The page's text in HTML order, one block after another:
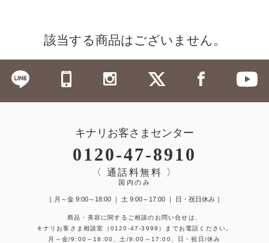
該当する商品はございません。
キナリお客さまセンター
0120-47-8910
〈 通話料無料 〉
国内のみ
［ 月～金 9:00～18:00 ｜ 土 9:00～17:00 ｜ 日・祝日休み ］
商品・美容に関するご相談のお問い合せは、
キナリお客さま相談室
（0120-47-3999）
までお電話ください。
月～金/9:00～18:00、土/9:00～17:00、日・祝日/休み